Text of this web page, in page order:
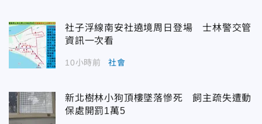
社子浮線南安社遶境周日登場 士林警交管
資訊一次看
10小時前 社會
新北樹林小狗頂樓墜落慘死 飼主疏失遭動
保處開罰1萬5